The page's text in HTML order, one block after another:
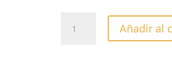
SEMIPERMANTEAñadir al